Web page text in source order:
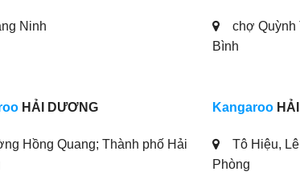
Ninh
chợ Quỳnh
Bình
HẢI DƯƠNG
Hồng Quang; Thành phố Hải
Kangaroo
Tô Hiệu,
Phòng